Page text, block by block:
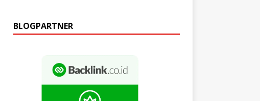
BLOGPARTNER